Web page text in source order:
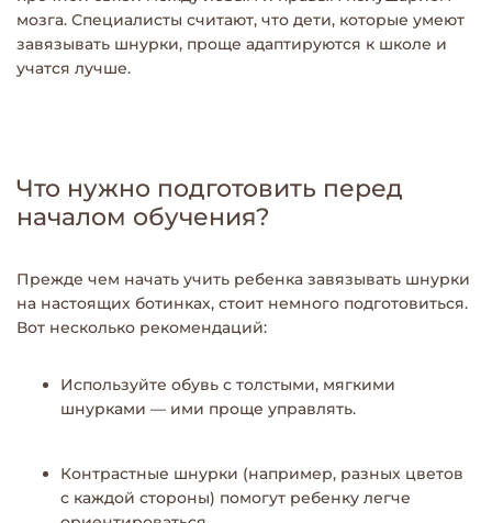
мозга. Специалисты считают, что дети, которые умеют
завязывать шнурки, проще адаптируются к школе и
учатся лучше.
Что нужно подготовить перед
началом обучения?
Прежде чем начать учить ребенка завязывать шнурки
на настоящих ботинках, стоит немного подготовиться.
Вот несколько рекомендаций:
Используйте обувь с толстыми, мягкими
шнурками — ими проще управлять.
Контрастные шнурки (например, разных цветов
с каждой стороны) помогут ребенку легче